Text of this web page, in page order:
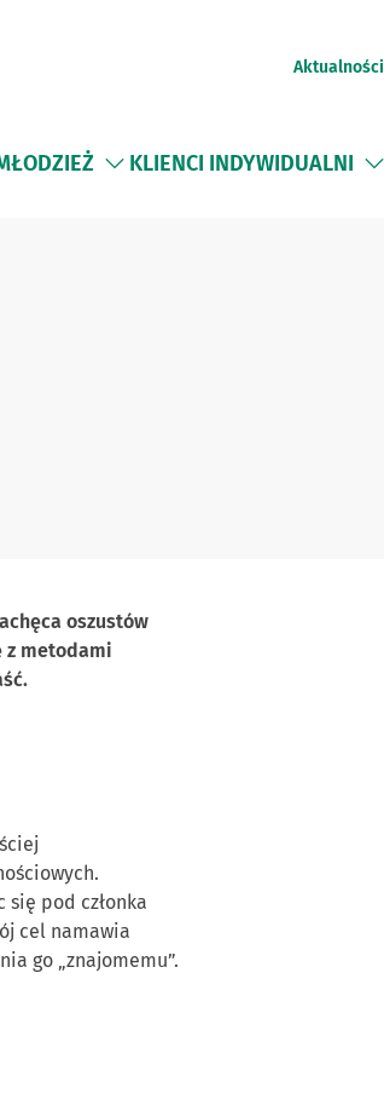
Aktualności
KLIENCI INDYWIDUALNI
oszustów
z metodami
się pod członka
cel namawia
go „znajomemu”.